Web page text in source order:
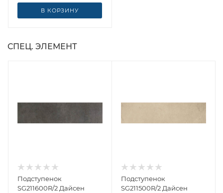
В КОРЗИНУ
СПЕЦ. ЭЛЕМЕНТ
Подступенок
SG211600R/2 Дайсен
Подступенок
SG211500R/2 Дайсен